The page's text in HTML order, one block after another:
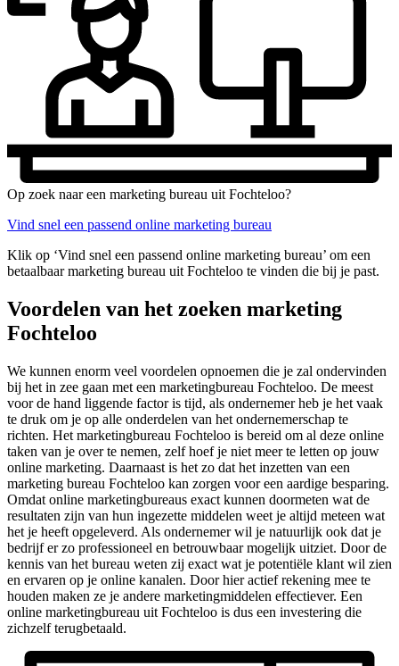
Op zoek naar een marketing bureau uit Fochteloo?
Vind snel een passend online marketing bureau
Klik op ‘Vind snel een passend online marketing bureau’ om een
betaalbaar marketing bureau uit Fochteloo te vinden die bij je past.
Voordelen van het zoeken marketing
Fochteloo
We kunnen enorm veel voordelen opnoemen die je zal ondervinden
bij het in zee gaan met een marketingbureau Fochteloo. De meest
voor de hand liggende factor is tijd, als ondernemer heb je het vaak
te druk om je op alle onderdelen van het ondernemerschap te
richten. Het marketingbureau Fochteloo is bereid om al deze online
taken van je over te nemen, zelf hoef je niet meer te letten op jouw
online marketing. Daarnaast is het zo dat het inzetten van een
marketing bureau Fochteloo kan zorgen voor een aardige besparing.
Omdat online marketingbureaus exact kunnen doormeten wat de
resultaten zijn van hun ingezette middelen weet je altijd meteen wat
het je heeft opgeleverd. Als ondernemer wil je natuurlijk ook dat je
bedrijf er zo professioneel en betrouwbaar mogelijk uitziet. Door de
kennis van het bureau weten zij exact wat je potentiële klant wil zien
en ervaren op je online kanalen. Door hier actief rekening mee te
houden maken ze je andere marketingmiddelen effectiever. Een
online marketingbureau uit Fochteloo is dus een investering die
zichzelf terugbetaald.